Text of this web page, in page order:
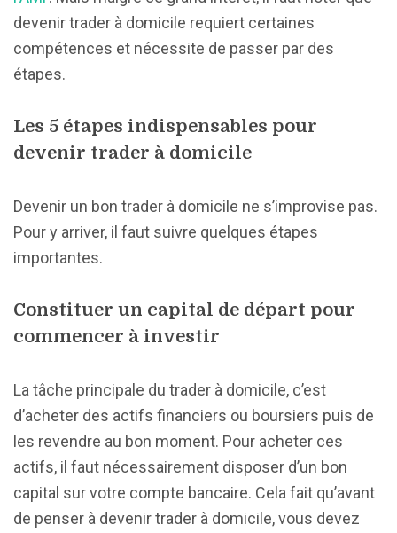
devenir trader à domicile requiert certaines
compétences et nécessite de passer par des
étapes.
Les 5 étapes indispensables pour
devenir trader à domicile
Devenir un bon trader à domicile ne s’improvise pas.
Pour y arriver, il faut suivre quelques étapes
importantes.
Constituer un capital de départ pour
commencer à investir
La tâche principale du trader à domicile, c’est
d’acheter des actifs financiers ou boursiers puis de
les revendre au bon moment. Pour acheter ces
actifs, il faut nécessairement disposer d’un bon
capital sur votre compte bancaire. Cela fait qu’avant
de penser à devenir trader à domicile, vous devez